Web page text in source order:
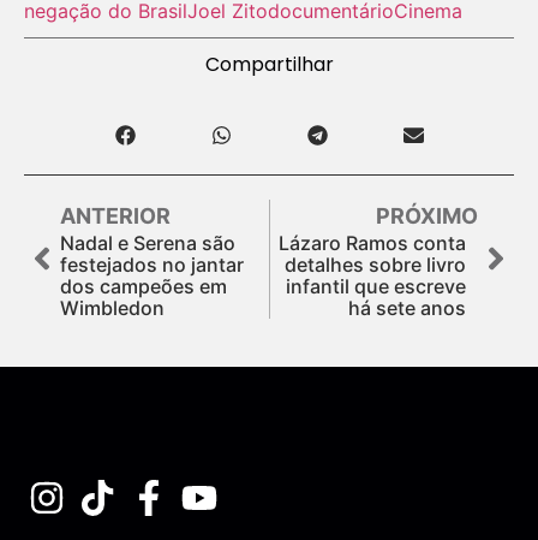
negação do BrasilJoel ZitodocumentárioCinema
Compartilhar
ANTERIOR
Nadal e Serena são
festejados no jantar
dos campeões em
Wimbledon
PRÓXIMO
Lázaro Ramos conta
detalhes sobre livro
infantil que escreve
há sete anos